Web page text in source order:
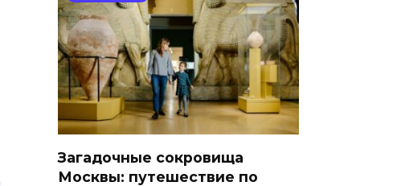
Загадочные сокровища
Москвы: путешествие по